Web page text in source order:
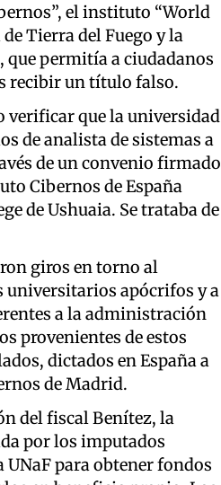
el instituto “World
Tierra del Fuego y la
permitía a ciudadanos
recibir un título falso.
verificar que la universidad
de analista de sistemas a
de un convenio firmado
Cibernos de España
de Ushuaia. Se trataba de
giros en torno al
apócrifos y a
a la administración
provenientes de estos
dictados en España a
de Madrid.
del fiscal Benítez, la
por los imputados
para obtener fondos